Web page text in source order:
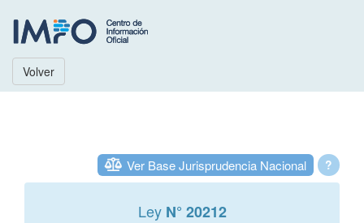
Volver
?
Ver Base Jurisprudencia Nacional
Ley N° 20212